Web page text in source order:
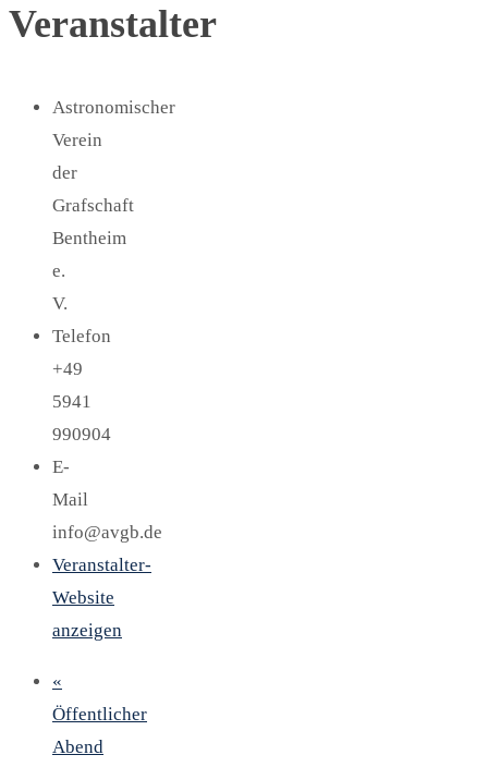
Veranstalter
Astronomischer
Verein
der
Grafschaft
Bentheim
e.
V.
Telefon
+49
5941
990904
E-
Mail
info@avgb.de
Veranstalter-
Website
anzeigen
«
Öffentlicher
Abend